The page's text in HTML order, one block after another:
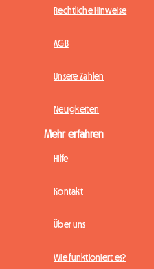
Rechtliche Hinweise
AGB
Unsere Zahlen
Neuigkeiten
Mehr erfahren
Hilfe
Kontakt
Über uns
Wie funktioniert es?